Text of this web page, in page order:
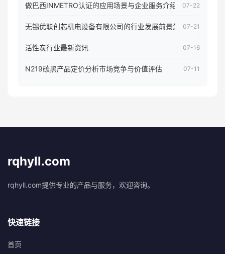
做巴西INMETRO认证的应用场景与企业服务介绍 07-22
无锡优联创芯机电设备有限公司的行业发展前景怎样07-21
活性炭行业最新资讯 07-16
N219碳黑产品定价分析市场竞争与价值评估 07-11
rqhyll.com
rqhyll.com提供专业的产品与服务，欢迎咨询。
快速链接
首页